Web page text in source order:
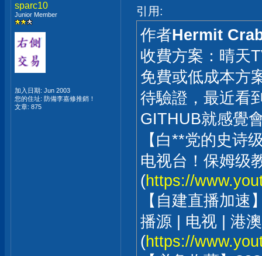
sparc10
Junior Member
加入日期: Jun 2003
您的住址: 防備李嘉修推銷！
文章: 875
引用:
作者Hermit
收費方案：晴天
免費或低成本方
待驗證，最近看
GITHUB就感覺
【白**党的史诗
电视台！保姆级
(https://
【自建直播加
播源 | 电视 | 港
(https://